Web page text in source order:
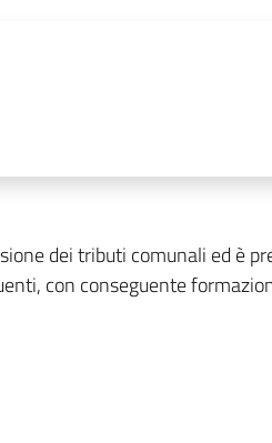
dei tributi comunali ed è
con conseguente